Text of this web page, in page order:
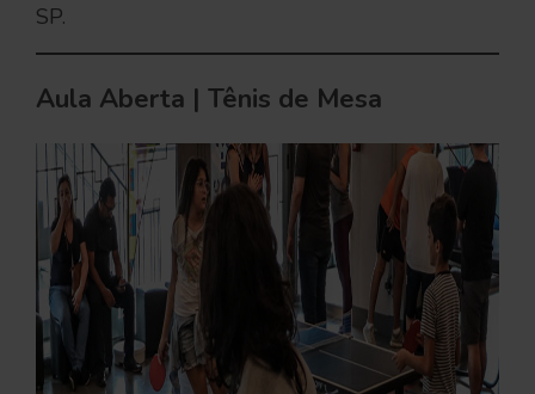
SP.
Aula Aberta | Tênis de Mesa